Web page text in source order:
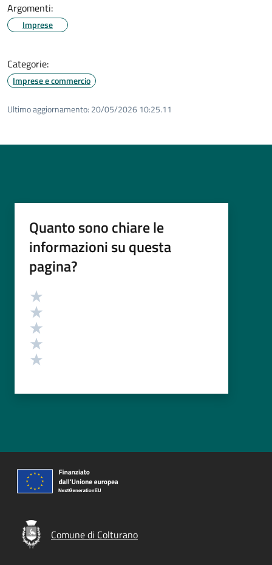
Argomenti:
Imprese
Categorie:
Imprese e commercio
Ultimo aggiornamento: 20/05/2026 10:25.11
Quanto sono chiare le
informazioni su questa
pagina?
Valutazione
Comune di Colturano